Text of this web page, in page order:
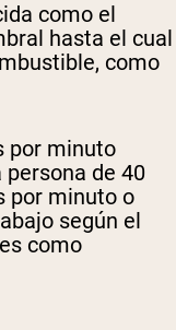
como el
hasta el cual
como
por minuto
de 40
por minuto o
según el
como